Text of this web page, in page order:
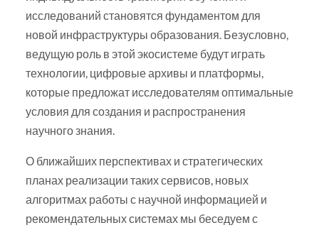
исследований становятся фундаментом для
новой инфраструктуры образования. Безусловно,
ведущую роль в этой экосистеме будут играть
технологии, цифровые архивы и платформы,
которые предложат исследователям оптимальные
условия для создания и распространения
научного знания.
О ближайших перспективах и стратегических
планах реализации таких сервисов, новых
алгоритмах работы с научной информацией и
рекомендательных системах мы беседуем с